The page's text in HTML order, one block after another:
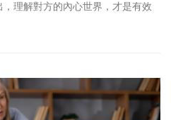
理解對方的內心世界，才是有效